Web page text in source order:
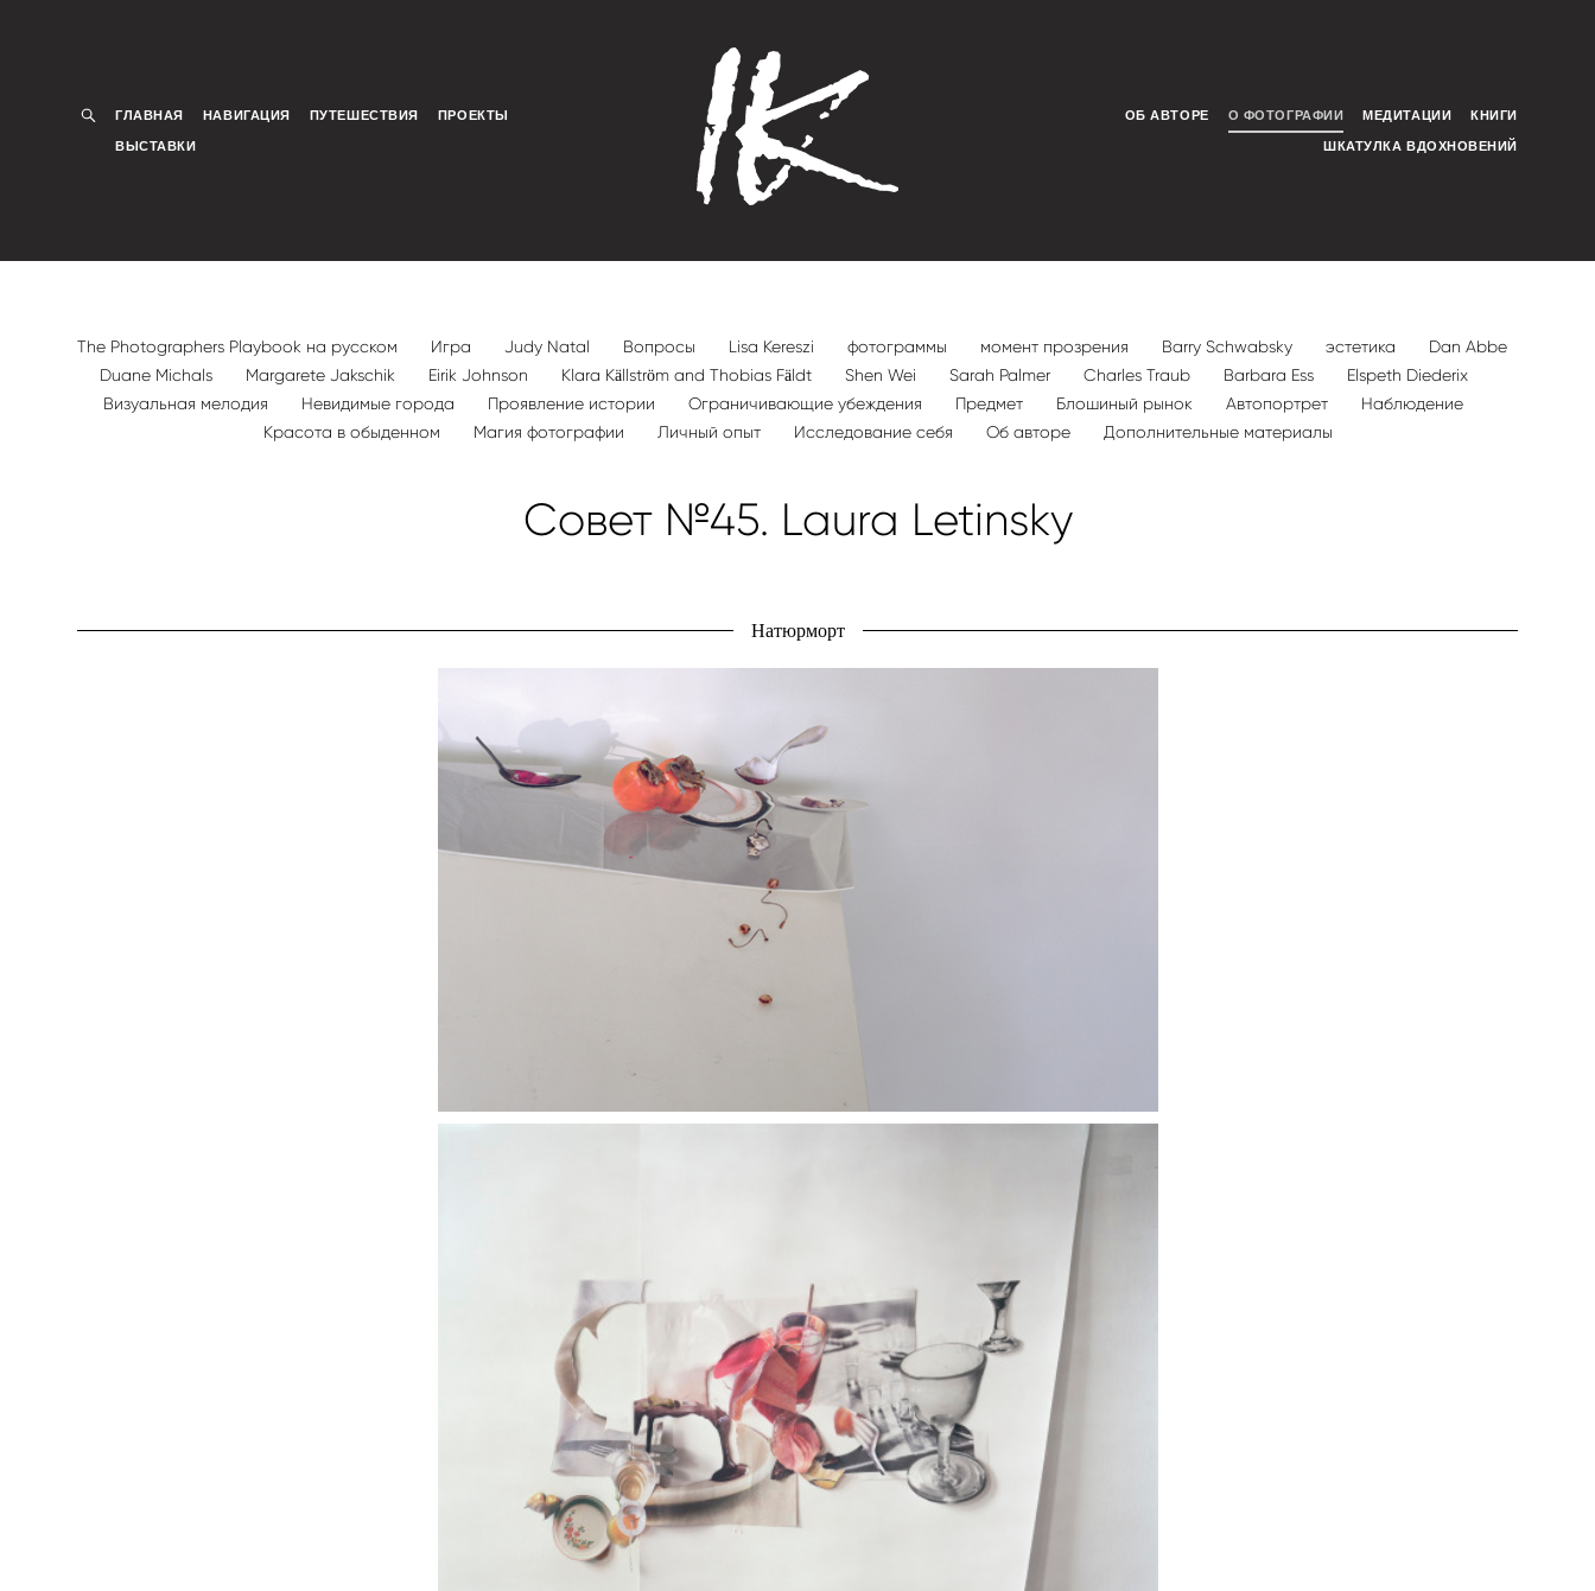
ГЛАВНАЯ НАВИГАЦИЯ ПУТЕШЕСТВИЯ ПРОЕКТЫ
ВЫСТАВКИ
ОБ АВТОРЕ О ФОТОГРАФИИ МЕДИТАЦИИ КНИГИ
ШКАТУЛКА ВДОХНОВЕНИЙ
The Photographers Playbook на русском Игра Judy Natal Вопросы Lisa Kereszi фотограммы момент прозрения Barry Schwabsky эстетика
Dan Abbe
Duane Michals
Margarete Jakschik Eirik Johnson Klara Källström and Thobias Fäldt Shen Wei Sarah Palmer Charles Traub Barbara Ess
Elspeth Diederix
Визуальная мелодия
Невидимые города Проявление истории Ограничивающие убеждения Предмет Блошиный рынок Автопортрет
Наблюдение
Красота в обыденном
Магия фотографии Личный опыт Исследование себя Об авторе Дополнительные материалы
Совет №45. Laura Letinsky
Натюрморт